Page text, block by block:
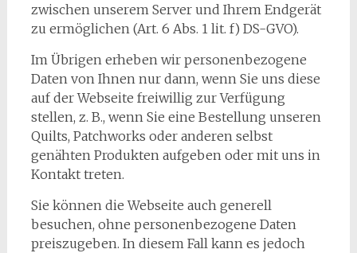
zwischen unserem Server und Ihrem Endgerät
zu ermöglichen (Art. 6 Abs. 1 lit. f) DS-GVO).
Im Übrigen erheben wir personenbezogene
Daten von Ihnen nur dann, wenn Sie uns diese
auf der Webseite freiwillig zur Verfügung
stellen, z. B., wenn Sie eine Bestellung unseren
Quilts, Patchworks oder anderen selbst
genähten Produkten aufgeben oder mit uns in
Kontakt treten.
Sie können die Webseite auch generell
besuchen, ohne personenbezogene Daten
preiszugeben. In diesem Fall kann es jedoch